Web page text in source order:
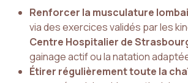
Renforcer la musculature
via des exercices validés par les
Centre Hospitalier de
gainage actif ou la natation
Étirer régulièrement toute la